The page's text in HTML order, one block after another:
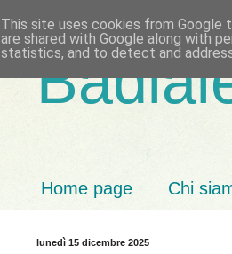
Home page Chi
lunedì 15 dicembre 2025
This site uses cookies from Google
are shared with Google along with
statistics, and to detect and